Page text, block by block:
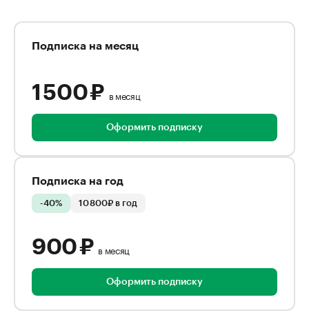
Подписка на месяц
1 500 ₽ в месяц
Оформить подписку
Подписка на год
-40% 10 800₽ в год
900 ₽ в месяц
Оформить подписку